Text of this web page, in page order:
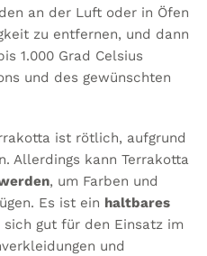
an der Luft oder in Öfen
zu entfernen, und dann
1.000 Grad Celsius
und des gewünschten
ist rötlich, aufgrund
Allerdings kann Terrakotta
, um Farben und
Es ist ein haltbares
sich gut für den Einsatz im
und